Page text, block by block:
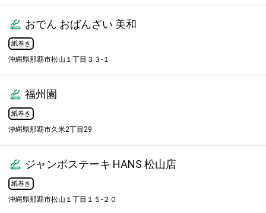
おでん おばんざい 美和
紙巻き
沖縄県那覇市松山１丁目３３-１
福州園
紙巻き
沖縄県那覇市久米2丁目29
ジャンボステーキ HANS 松山店
紙巻き
沖縄県那覇市松山１丁目１５-２０